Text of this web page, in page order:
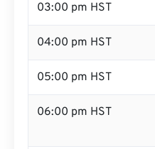
03:00 pm HST
04:00 pm HST
05:00 pm HST
06:00 pm HST